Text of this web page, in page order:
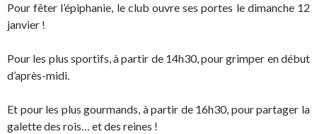
Pour fêter l’épiphanie, le club ouvre ses portes le dimanche 12
janvier !
Pour les plus sportifs, à partir de 14h30, pour grimper en début
d’après-midi.
Et pour les plus gourmands, à partir de 16h30, pour partager la
galette des rois… et des reines !